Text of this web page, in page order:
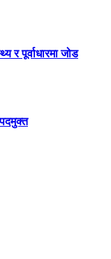
र पूर्वाधारमा जोड